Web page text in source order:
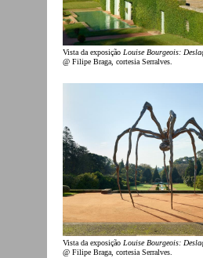
Vista da exposição Louise Bourgeois:
@ Filipe Braga, cortesia Serralves.
Vista da exposição Louise Bourgeois:
@ Filipe Braga, cortesia Serralves.